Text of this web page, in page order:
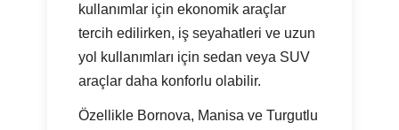
kullanımlar için ekonomik araçlar
tercih edilirken, iş seyahatleri ve uzun
yol kullanımları için sedan veya SUV
araçlar daha konforlu olabilir.
Özellikle Bornova, Manisa ve Turgutlu